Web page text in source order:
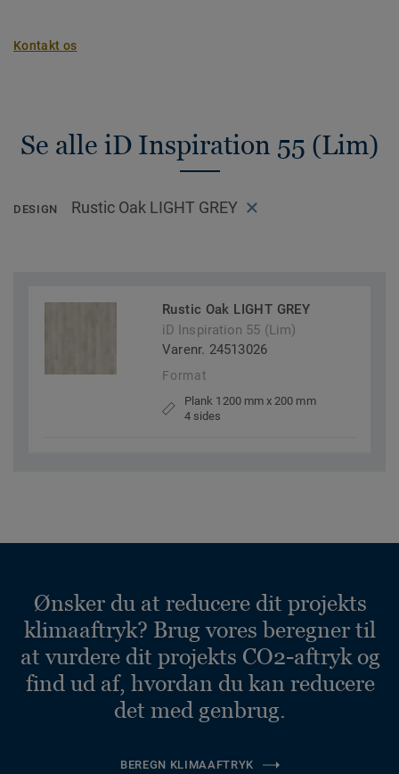
Kontakt os
Se alle iD Inspiration 55 (Lim)
DESIGN Rustic Oak LIGHT GREY
Rustic Oak LIGHT GREY
iD Inspiration 55 (Lim)
Varenr. 24513026
Format
Plank 1200 mm x 200 mm
4 sides
Ønsker du at reducere dit projekts
klimaaftryk? Brug vores beregner til
at vurdere dit projekts CO2-aftryk og
find ud af, hvordan du kan reducere
det med genbrug.
BEREGN KLIMAAFTRYK